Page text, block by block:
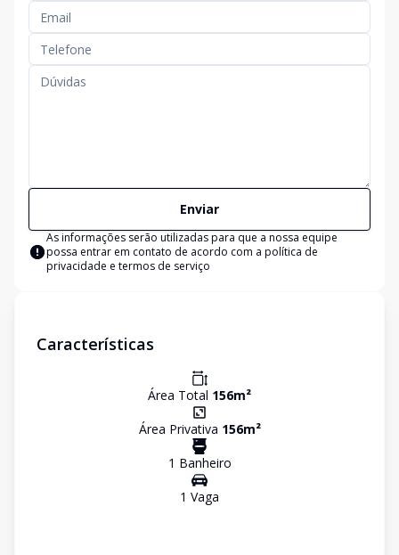
Enviar
As informações serão utilizadas para que a nossa equipe
possa entrar em contato de acordo com a política de
privacidade e termos de serviço
Características
Área Total 156m²
Área Privativa 156m²
1 Banheiro
1 Vaga